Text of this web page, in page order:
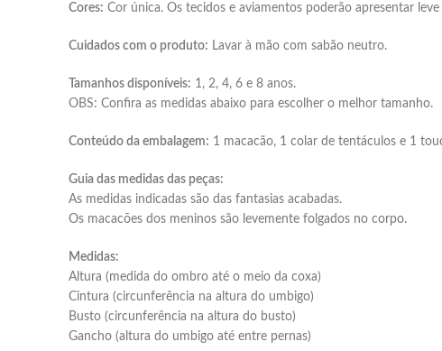
Cores: Cor única. Os tecidos e aviamentos poderão apresentar
Cuidados com o produto: Lavar à mão com sabão neutro.
Tamanhos disponíveis: 1, 2, 4, 6 e 8 anos.
OBS: Confira as medidas abaixo para escolher o melhor tamanho.
Conteúdo da embalagem: 1 macacão, 1 colar de tentáculos e 1
Guia das medidas das peças:
As medidas indicadas são das fantasias acabadas.
Os macacões dos meninos são levemente folgados no corpo.
Medidas:
Altura (medida do ombro até o meio da coxa)
Cintura (circunferência na altura do umbigo)
Busto (circunferência na altura do busto)
Gancho (altura do umbigo até entre pernas)